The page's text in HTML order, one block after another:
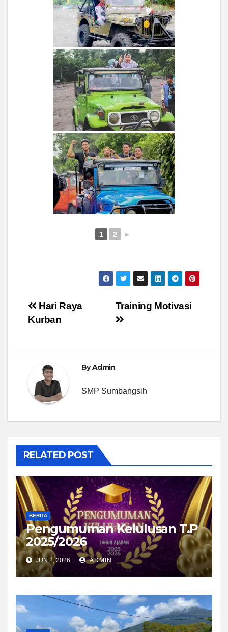
1 2 ►
Post
Training Motivasi
Hari Raya
Kurban
ByAdmin
SMP Sumbangsih
RELATED POST
BERITA
Pengumuman Kelulusan T.P
2025/2026
JUN 2, 2026 ADMIN